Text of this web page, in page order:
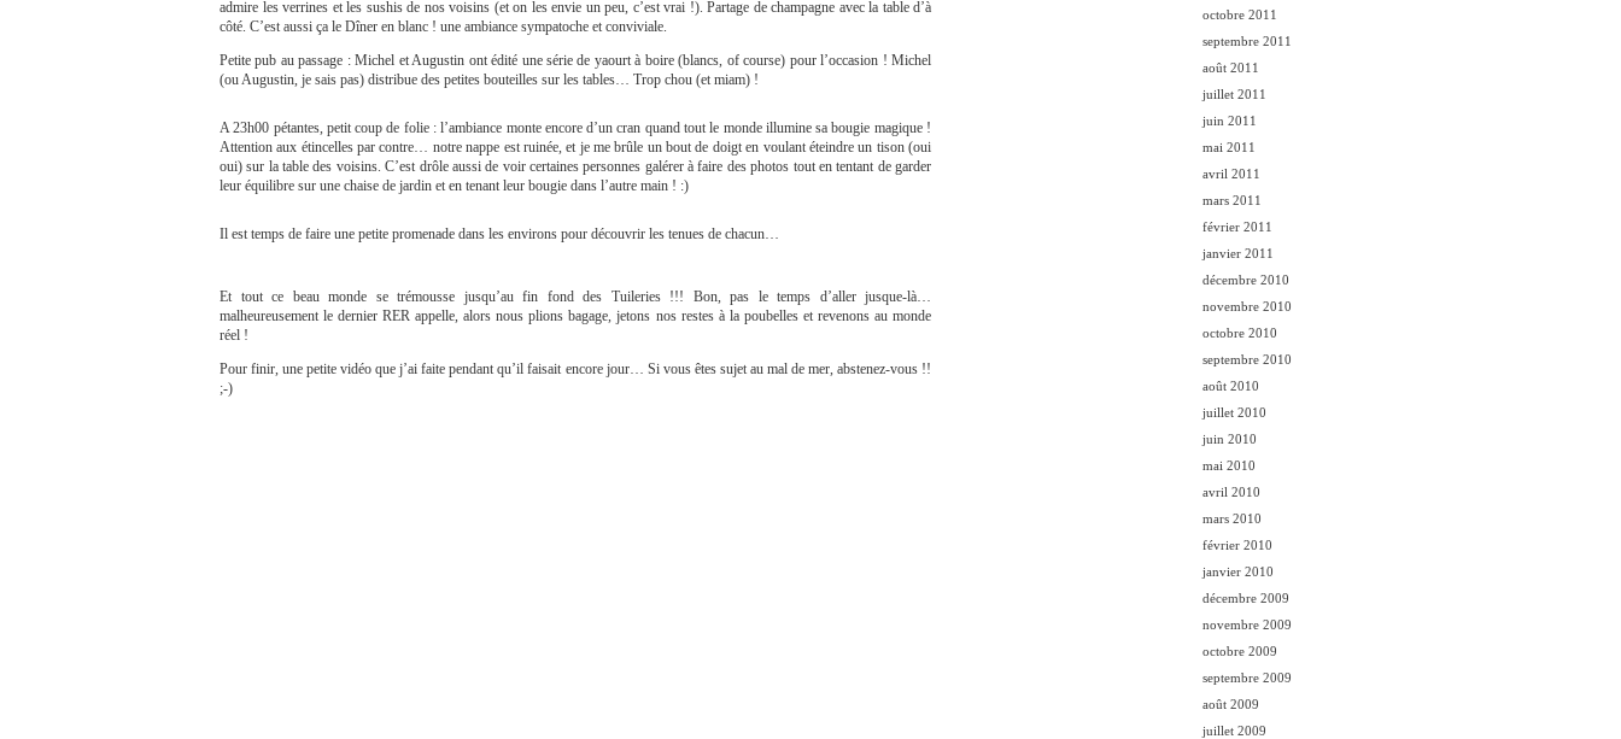
admire les verrines et les sushis de nos voisins (et on les envie un peu, c’est vrai !). Partage de champagne avec la table d’à
côté. C’est aussi ça le Dîner en blanc ! une ambiance sympatoche et conviviale.
Petite pub au passage : Michel et Augustin ont édité une série de yaourt à boire (blancs, of course) pour l’occasion ! Michel
(ou Augustin, je sais pas) distribue des petites bouteilles sur les tables… Trop chou (et miam) !
A 23h00 pétantes, petit coup de folie : l’ambiance monte encore d’un cran quand tout le monde illumine sa bougie magique !
Attention aux étincelles par contre… notre nappe est ruinée, et je me brûle un bout de doigt en voulant éteindre un tison (oui
oui) sur la table des voisins. C’est drôle aussi de voir certaines personnes galérer à faire des photos tout en tentant de garder
leur équilibre sur une chaise de jardin et en tenant leur bougie dans l’autre main ! :)
Il est temps de faire une petite promenade dans les environs pour découvrir les tenues de chacun…
Et tout ce beau monde se trémousse jusqu’au fin fond des Tuileries !!! Bon, pas le temps d’aller jusque-là…
malheureusement le dernier RER appelle, alors nous plions bagage, jetons nos restes à la poubelles et revenons au monde
réel !
Pour finir, une petite vidéo que j’ai faite pendant qu’il faisait encore jour… Si vous êtes sujet au mal de mer, abstenez-vous !!
;-)
octobre 2011
septembre 2011
août 2011
juillet 2011
juin 2011
mai 2011
avril 2011
mars 2011
février 2011
janvier 2011
décembre 2010
novembre 2010
octobre 2010
septembre 2010
août 2010
juillet 2010
juin 2010
mai 2010
avril 2010
mars 2010
février 2010
janvier 2010
décembre 2009
novembre 2009
octobre 2009
septembre 2009
août 2009
juillet 2009